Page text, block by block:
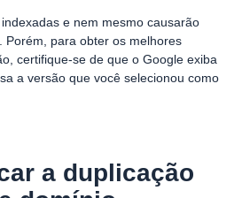
e nem mesmo causarão
Porém, para obter os melhores
certifique-se de que o Google exiba
a versão que você selecionou como
a duplicação